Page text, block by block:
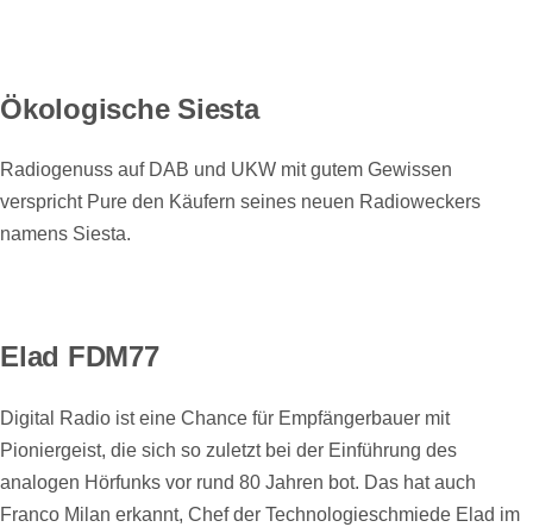
Ökologische Siesta
Radiogenuss auf DAB und UKW mit gutem Gewissen
verspricht Pure den Käufern seines neuen Radioweckers
namens Siesta.
Elad FDM77
Digital Radio ist eine Chance für Empfängerbauer mit
Pioniergeist, die sich so zuletzt bei der Einführung des
analogen Hörfunks vor rund 80 Jahren bot. Das hat auch
Franco Milan erkannt, Chef der Technologieschmiede Elad im